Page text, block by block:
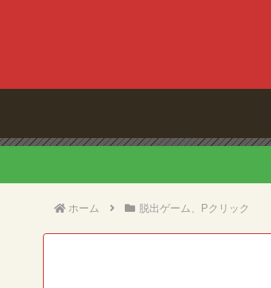
ホーム 脱出ゲーム、Pクリック